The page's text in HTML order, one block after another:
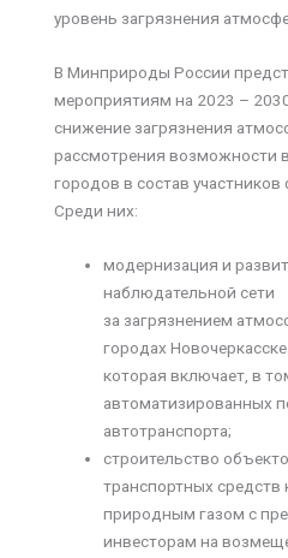
уровень загрязнения
В Минприроды России
мероприятиям на 2023 –
снижение загрязнения
рассмотрения возможности
городов в состав участников
Среди них:
модернизация и
наблюдательной сети
за загрязнением
городах
которая включает, в
автоматизированных
автотранспорта;
строительство
транспортных
природным газом с
инвесторам на